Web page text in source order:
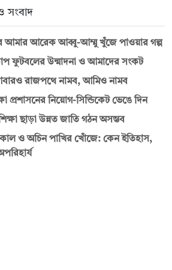
আমার আরেক আব্বু-আম্মু খুঁজে পাওয়ার গল্প
ফুটবলের উন্মাদনা ও আমাদের সংকট
রাজপথে নামব, আমিও নামব
প্রশাসনের নিয়োগ-সিন্ডিকেট ভেঙে দিন
ছাড়া উন্নত জাতি গঠন অসম্ভব
ও অচিন পাখির খোঁজে: কেন ইতিহাস,